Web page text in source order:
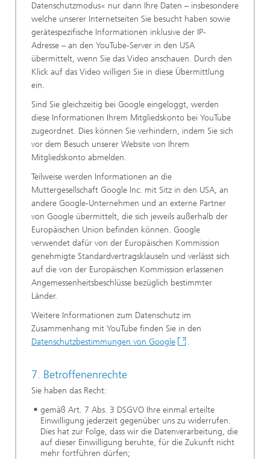
Datenschutzmodus« nur dann Ihre Daten – insbesondere
welche unserer Internetseiten Sie besucht haben sowie
gerätespezifische Informationen inklusive der IP-
Adresse – an den YouTube-Server in den USA
übermittelt, wenn Sie das Video anschauen. Durch den
Klick auf das Video willigen Sie in diese Übermittlung
ein.
Sind Sie gleichzeitig bei Google eingeloggt, werden
diese Informationen Ihrem Mitgliedskonto bei YouTube
zugeordnet. Dies können Sie verhindern, indem Sie sich
vor dem Besuch unserer Website von Ihrem
Mitgliedskonto abmelden.
Teilweise werden Informationen an die
Muttergesellschaft Google Inc. mit Sitz in den USA, an
andere Google-Unternehmen und an externe Partner
von Google übermittelt, die sich jeweils außerhalb der
Europäischen Union befinden können. Google
verwendet dafür von der Europäischen Kommission
genehmigte Standardvertragsklauseln und verlässt sich
auf die von der Europäischen Kommission erlassenen
Angemessenheitsbeschlüsse bezüglich bestimmter
Länder.
Weitere Informationen zum Datenschutz im
Zusammenhang mit YouTube finden Sie in den
Datenschutzbestimmungen von Google
.
7. Betroffenenrechte
Sie haben das Recht:
gemäß Art. 7 Abs. 3 DSGVO Ihre einmal erteilte
Einwilligung jederzeit gegenüber uns zu widerrufen.
Dies hat zur Folge, dass wir die Datenverarbeitung, die
auf dieser Einwilligung beruhte, für die Zukunft nicht
mehr fortführen dürfen;